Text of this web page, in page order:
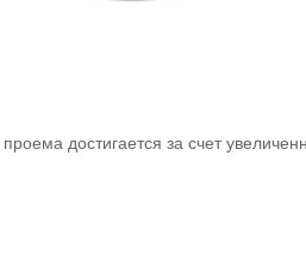
достигается за счет